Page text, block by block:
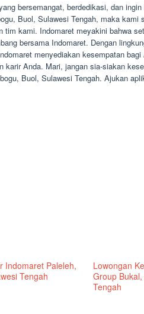
bersemangat, berdedikasi, dan
Buol, Sulawesi Tengah, maka kami
tim kami. Indomaret meyakini bahwa
bersama Indomaret. Dengan
menyediakan kesempatan bagi
karir Anda. Mari, jangan sia-siakan
Buol, Sulawesi Tengah. Ajukan
Indomaret Paleleh,
Tengah
Lowongan
Group
Tengah